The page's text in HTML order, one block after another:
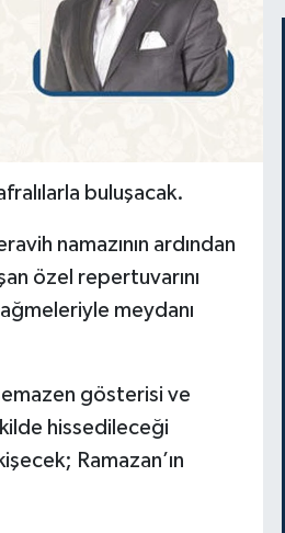
buluşacak.
namazının ardından
özel repertuvarını
meydanı
gösterisi ve
hissedileceği
Ramazan’ın